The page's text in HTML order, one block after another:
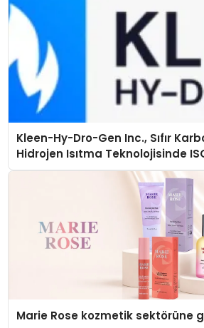
Kleen-Hy-Dro-Gen Inc., Sıfır
Hidrojen Isıtma Teknolojisinde
Düzenleyici Onaylarını Aldı
Marie Rose kozmetik sektörüne